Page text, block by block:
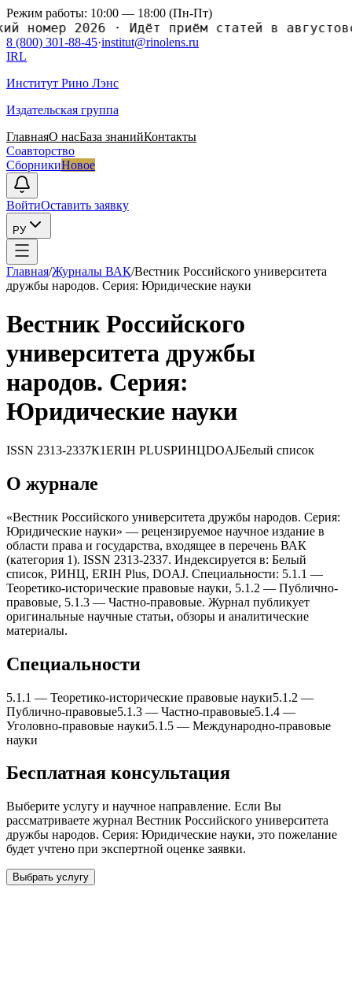
Режим работы: 10:00 — 18:00 (Пн-Пт)
2026·Идёт приём статей в
8 (800) 301-88-45·institut@rinolens.ru
IRL
Институт Рино Лэнс
Издательская группа
ГлавнаяО насБаза знанийКонтакты
Соавторство
СборникиНовое
ВойтиОставить заявку
РУ
Главная/Журналы ВАК/Вестник Российского университета
дружбы народов. Серия: Юридические науки
Вестник Российского
университета дружбы
народов. Серия:
Юридические науки
ISSN 2313-2337К1ERIH PLUSРИНЦDOAJБелый список
О журнале
«Вестник Российского университета дружбы народов. Серия:
Юридические науки» — рецензируемое научное издание в
области права и государства, входящее в перечень ВАК
(категория 1). ISSN 2313-2337. Индексируется в: Белый
список, РИНЦ, ERIH Plus, DOAJ. Специальности: 5.1.1 —
Теоретико-исторические правовые науки, 5.1.2 — Публично-
правовые, 5.1.3 — Частно-правовые. Журнал публикует
оригинальные научные статьи, обзоры и аналитические
материалы.
Специальности
5.1.1 — Теоретико-исторические правовые науки5.1.2 —
Публично-правовые5.1.3 — Частно-правовые5.1.4 —
Уголовно-правовые науки5.1.5 — Международно-правовые
науки
Бесплатная консультация
Выберите услугу и научное направление. Если Вы
рассматриваете журнал Вестник Российского университета
дружбы народов. Серия: Юридические науки, это пожелание
будет учтено при экспертной оценке заявки.
Выбрать услугу